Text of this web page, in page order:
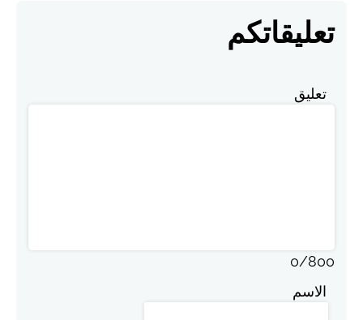
تعليقاتكم
تعليق
0/800
الاسم